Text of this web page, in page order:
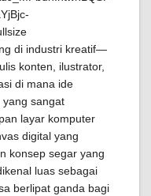
di industri kreatif—
konten, ilustrator,
di mana ide
yang sangat
layar komputer
digital yang
konsep segar yang
luas sebagai
berlipat ganda bagi